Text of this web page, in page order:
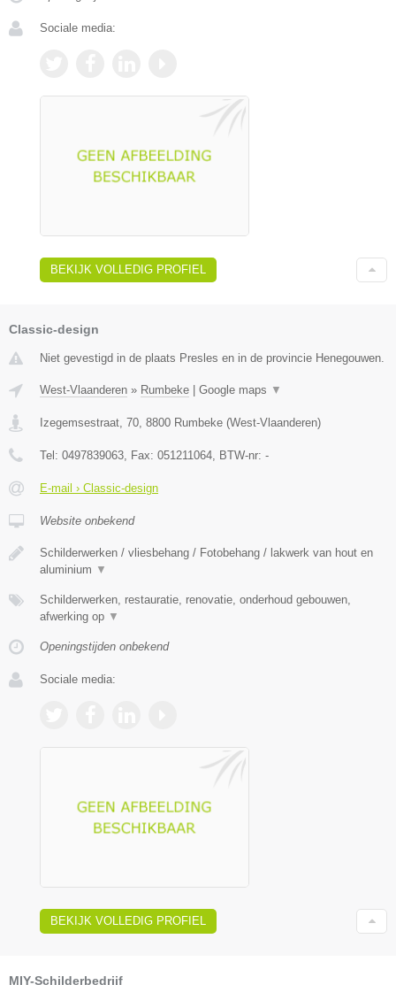
Sociale media:
BEKIJK VOLLEDIG PROFIEL
Classic-design
Niet gevestigd in de plaats Presles en in de provincie Henegouwen.
West-Vlaanderen » Rumbeke Google maps ▼
Izegemsestraat, 70 8800 Rumbeke (West-Vlaanderen)
Tel: 0497839063 , Fax: 051211064 , BTW-nr: -
E-mail › Classic-design
Website onbekend
Schilderwerken / vliesbehang / Fotobehang / lakwerk van hout en
aluminium ▼
Schilderwerken, restauratie, renovatie, onderhoud gebouwen,
afwerking op ▼
Openingstijden onbekend
Sociale media:
BEKIJK VOLLEDIG PROFIEL
MIY-Schilderbedrijf